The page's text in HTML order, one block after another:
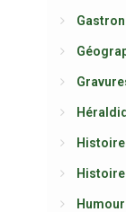
Histoire